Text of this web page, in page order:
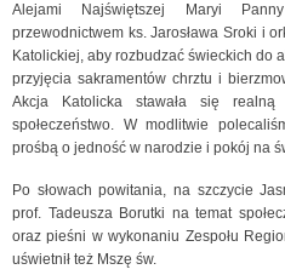
Alejami Najświętszej Maryi
przewodnictwem ks. Jarosława Sroki i
Katolickiej, aby rozbudzać świeckich do
przyjęcia sakramentów chrztu i
Akcja Katolicka stawała się realną
społeczeństwo. W modlitwie
prośbą o jedność w narodzie i pokój na
Po słowach powitania, na szczycie
prof. Tadeusza Borutki na temat
oraz pieśni w wykonaniu Zespołu
uświetnił też Mszę św.